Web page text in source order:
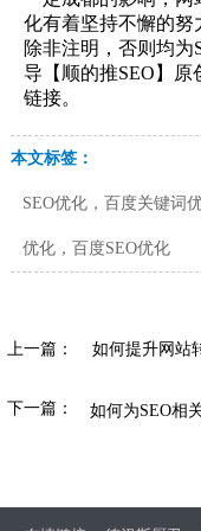
化有着坚持不懈的努
除非注明，否则均为
导【顺的推SEO】
链接。
本文标签：
SEO优化，百度关键词
优化，百度SEO优化
上一篇： 如何提升网站
下一篇： 如何为SEO相